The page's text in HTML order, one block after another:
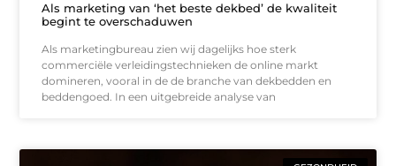
Als marketing van ‘het beste dekbed’ de kwaliteit
begint te overschaduwen
Als marketingbureau zien wij dagelijks hoe sterk
commerciële verleidingstechnieken de online markt
domineren, vooral in de de branche van dekbedden en
beddengoed. In een uitgebreide analyse van